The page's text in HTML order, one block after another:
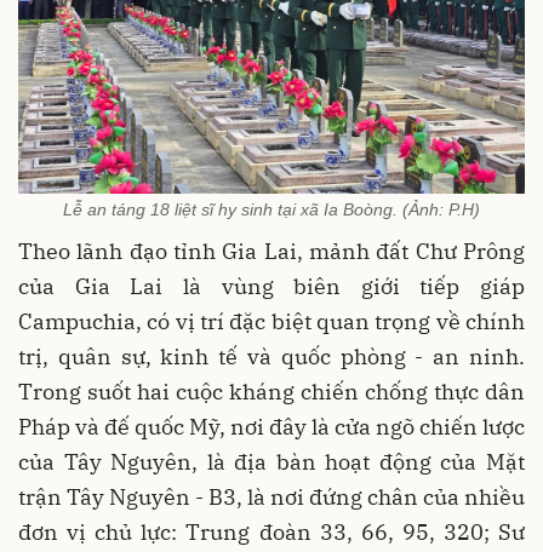
Lễ an táng 18 liệt sĩ hy sinh tại xã Ia Boòng. (Ảnh: P.H)
Theo lãnh đạo tỉnh Gia Lai, mảnh đất Chư Prông
của Gia Lai là vùng biên giới tiếp giáp
Campuchia, có vị trí đặc biệt quan trọng về chính
trị, quân sự, kinh tế và quốc phòng - an ninh.
Trong suốt hai cuộc kháng chiến chống thực dân
Pháp và đế quốc Mỹ, nơi đây là cửa ngõ chiến lược
của Tây Nguyên, là địa bàn hoạt động của Mặt
trận Tây Nguyên - B3, là nơi đứng chân của nhiều
đơn vị chủ lực: Trung đoàn 33, 66, 95, 320; Sư